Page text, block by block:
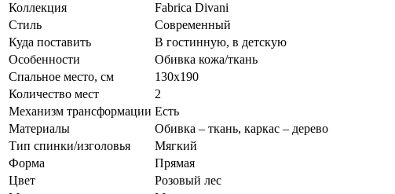
Коллекция
Fabrica Divani
Стиль
Современный
Куда поставить
В гостинную, в детскую
Особенности
Обивка кожа/ткань
Спальное место, см
130x190
Количество мест
2
Механизм трансформации Есть
Материалы
Обивка – ткань, каркас – дерево
Тип спинки/изголовья
Мягкий
Форма
Прямая
Цвет
Розовый лес